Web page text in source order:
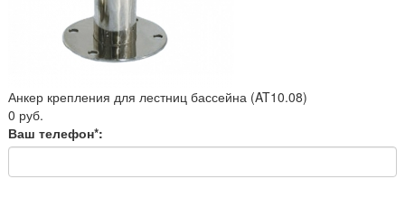
Анкер крепления для лестниц бассейна (AT10.08)
0 руб.
Ваш телефон*: